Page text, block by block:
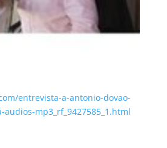
entrevista-a-antonio-dovao-
audios-mp3_rf_9427585_1.html